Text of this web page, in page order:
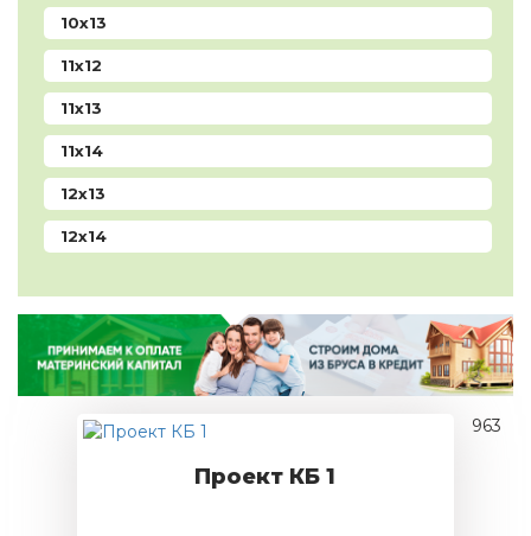
10x13
11x12
11x13
11x14
12x13
12x14
963
Проект КБ 1